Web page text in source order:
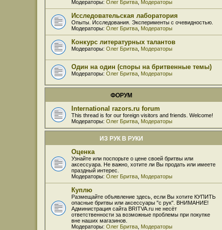
Модераторы: Олег Бритва Модераторы
Исследовательская лаборатория
Опыты. Исследования. Эксперименты с очевидностью.
Модераторы: Олег Бритва Модераторы
Конкурс литературных талантов
Модераторы: Олег Бритва Модераторы
Один на один (споры на бритвенные темы)
Модераторы: Олег Бритва Модераторы
ФОРУМ
International razors.ru forum
This thread is for our foreign visitors and friends. Welcome!
Модераторы: Олег Бритва Модераторы
ИЗ РУК В РУКИ
Оценка
Узнайте или поспорьте о цене своей бритвы или
аксессуара. Не важно, хотите ли Вы продать или имеете
праздный интерес.
Модераторы: Олег Бритва Модераторы
Куплю
Размещайте объявление здесь, если Вы хотите КУПИТЬ
опасные бритвы или аксессуары "с рук". ВНИМАНИЕ!
Администрация сайта BRITVA.ru не несёт
ответственности за возможные проблемы при покупке
вне наших магазинов.
Модераторы: Олег Бритва Модераторы